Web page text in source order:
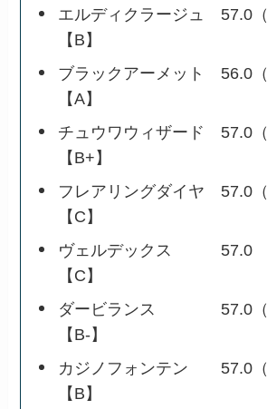
エルディクラージュ 57.0
【B】
ブラックアーメット 56.0（
【A】
チュウワウィザード 57.0
【B+】
フレアリングダイヤ 57.0（
【C】
ヴェルデックス 57.0 （
【C】
ダービランス 57.0（
【B-】
カジノフォンテン 57.0（
【B】